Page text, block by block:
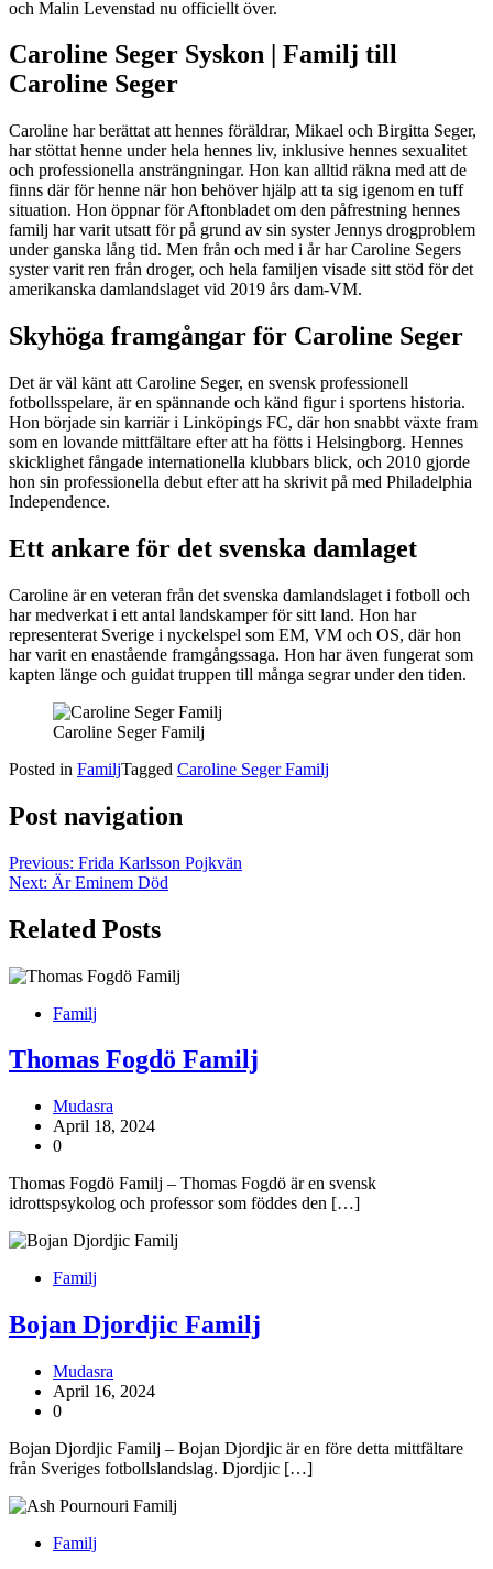
och Malin Levenstad nu officiellt över.
Caroline Seger Syskon | Familj till
Caroline Seger
Caroline har berättat att hennes föräldrar, Mikael och Birgitta Seger,
har stöttat henne under hela hennes liv, inklusive hennes sexualitet
och professionella ansträngningar. Hon kan alltid räkna med att de
finns där för henne när hon behöver hjälp att ta sig igenom en tuff
situation. Hon öppnar för Aftonbladet om den påfrestning hennes
familj har varit utsatt för på grund av sin syster Jennys drogproblem
under ganska lång tid. Men från och med i år har Caroline Segers
syster varit ren från droger, och hela familjen visade sitt stöd för det
amerikanska damlandslaget vid 2019 års dam-VM.
Skyhöga framgångar för Caroline Seger
Det är väl känt att Caroline Seger, en svensk professionell
fotbollsspelare, är en spännande och känd figur i sportens historia.
Hon började sin karriär i Linköpings FC, där hon snabbt växte fram
som en lovande mittfältare efter att ha fötts i Helsingborg. Hennes
skicklighet fångade internationella klubbars blick, och 2010 gjorde
hon sin professionella debut efter att ha skrivit på med Philadelphia
Independence.
Ett ankare för det svenska damlaget
Caroline är en veteran från det svenska damlandslaget i fotboll och
har medverkat i ett antal landskamper för sitt land. Hon har
representerat Sverige i nyckelspel som EM, VM och OS, där hon
har varit en enastående framgångssaga. Hon har även fungerat som
kapten länge och guidat truppen till många segrar under den tiden.
Caroline Seger Familj
Posted in FamiljTagged Caroline Seger Familj
Post navigation
Previous: Frida Karlsson Pojkvän
Next: Är Eminem Död
Related Posts
Familj
Thomas Fogdö Familj
Mudasra
April 18, 2024
0
Thomas Fogdö Familj – Thomas Fogdö är en svensk
idrottspsykolog och professor som föddes den […]
Familj
Bojan Djordjic Familj
Mudasra
April 16, 2024
0
Bojan Djordjic Familj – Bojan Djordjic är en före detta mittfältare
från Sveriges fotbollslandslag. Djordjic […]
Familj